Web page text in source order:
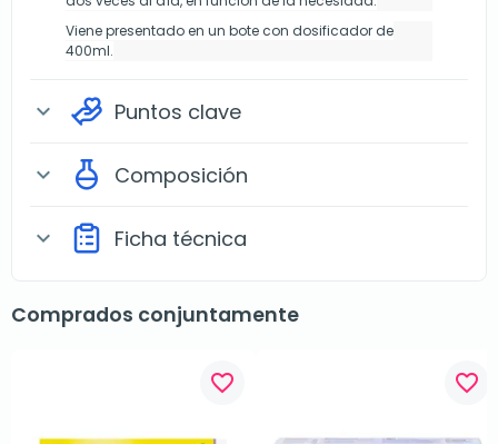
Viene presentado en un bote con dosificador de
400ml.
expand_more Puntos clave
expand_more Composición
expand_more Ficha técnica
Comprados conjuntamente
favorite_border favorite_border